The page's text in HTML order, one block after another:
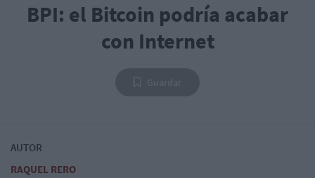
BPI: el Bitcoin podría acabar
con Internet
AUTOR
RAQUEL RERO